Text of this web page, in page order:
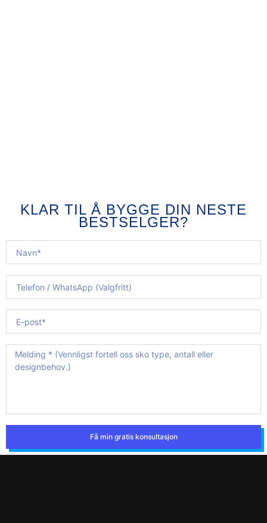
KLAR TIL Å BYGGE DIN NESTE
BESTSELGER?
Få min gratis konsultasjon